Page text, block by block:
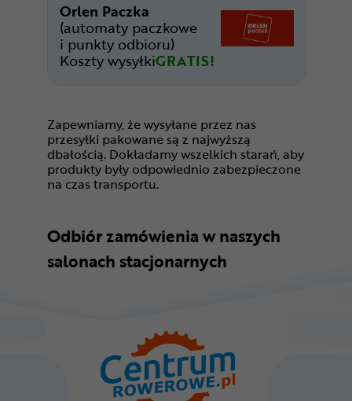
Orlen Paczka
(automaty paczkowe
i punkty odbioru)
Koszty wysyłkiGRATIS!
Zapewniamy, że wysyłane przez nas
przesyłki pakowane są z najwyższą
dbałością. Dokładamy wszelkich starań, aby
produkty były odpowiednio zabezpieczone
na czas transportu.
Odbiór zamówienia w naszych
salonach stacjonarnych